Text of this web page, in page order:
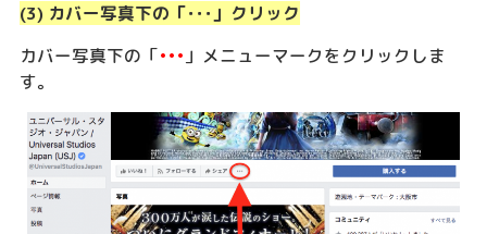
(3) カバー写真下の「･･･」クリック
カバー写真下の「••• 」メニューマークをクリックしま
す。